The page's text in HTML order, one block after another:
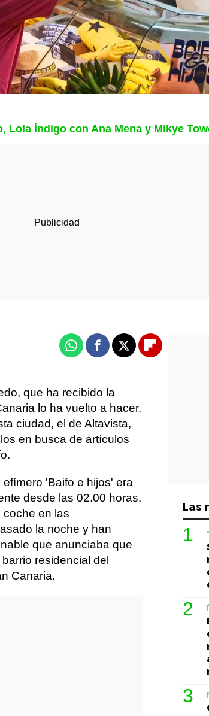
Lola Índigo con Ana Mena y Mikye
WhatsappFacebook
X Flipboard
que ha recibido la
lo ha vuelto a hacer,
ciudad, el de Altavista,
en busca de artículos
'Baifo e hijos' era
desde las 02.00 horas,
en las
la noche y han
que anunciaba que
residencial del
Canaria.
Las